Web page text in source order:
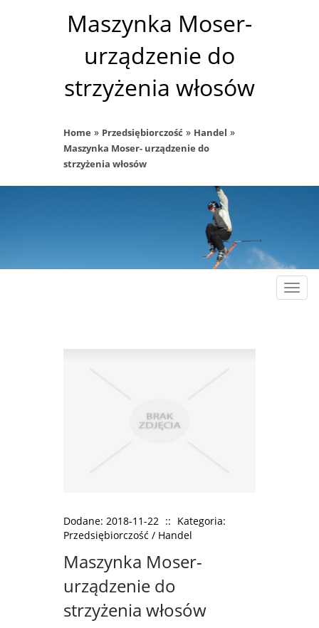
Maszynka Moser-
urządzenie do
strzyżenia włosów
Home » Przedsiębiorczość » Handel »
Maszynka Moser- urządzenie do
strzyżenia włosów
Dodane: 2018-11-22 :: Kategoria:
Przedsiębiorczość / Handel
Maszynka Moser-
urządzenie do
strzyżenia włosów